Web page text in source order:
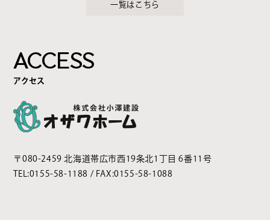
一覧はこちら
ACCESS
アクセス
〒080-2459 北海道帯広市西19条北1丁目 6番11号
TEL:0155-58-1188 / FAX:0155-58-1088